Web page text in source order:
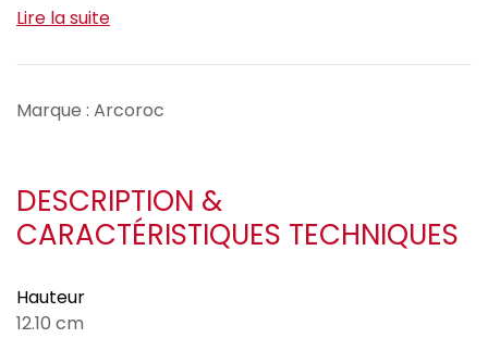
Lire la suite
Marque : Arcoroc
DESCRIPTION &
CARACTÉRISTIQUES TECHNIQUES
Hauteur
12.10 cm